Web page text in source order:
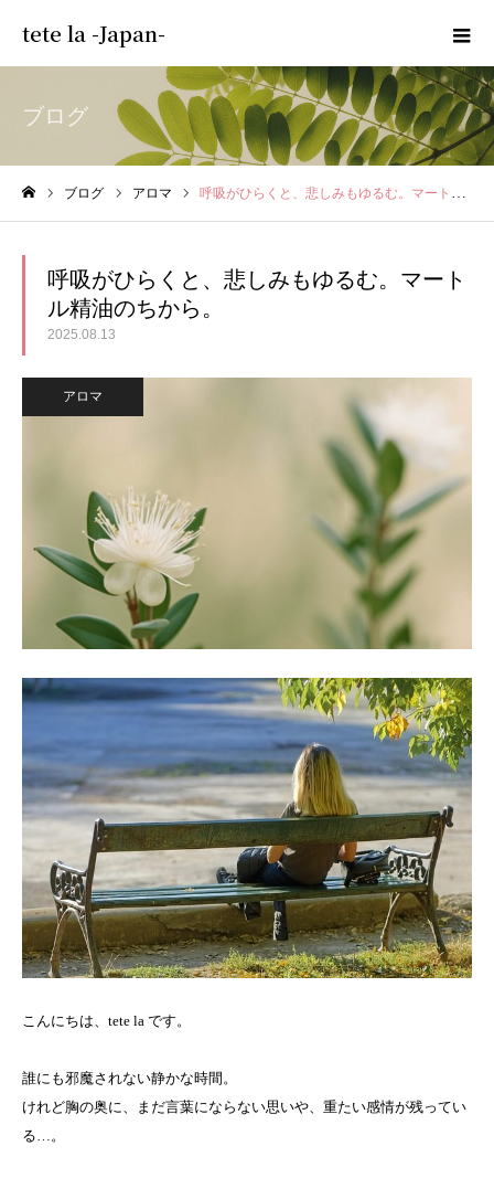
tete la -Japan-
ブログ
ブログ アロマ 呼吸がひらくと、悲しみもゆるむ。マートル精油のちから。
呼吸がひらくと、悲しみもゆるむ。マート
ル精油のちから。
2025.08.13
アロマ
こんにちは、tete la です。
誰にも邪魔されない静かな時間。
けれど胸の奥に、まだ言葉にならない思いや、重たい感情が残ってい
る…。